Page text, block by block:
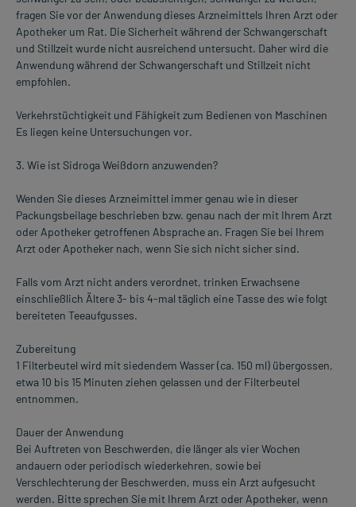
fragen Sie vor der Anwendung dieses Arzneimittels Ihren Arzt oder
Apotheker um Rat. Die Sicherheit während der Schwangerschaft
und Stillzeit wurde nicht ausreichend untersucht. Daher wird die
Anwendung während der Schwangerschaft und Stillzeit nicht
empfohlen.
Verkehrstüchtigkeit und Fähigkeit zum Bedienen von Maschinen
Es liegen keine Untersuchungen vor.
3. Wie ist Sidroga Weißdorn anzuwenden?
Wenden Sie dieses Arzneimittel immer genau wie in dieser
Packungsbeilage beschrieben bzw. genau nach der mit Ihrem Arzt
oder Apotheker getroffenen Absprache an. Fragen Sie bei Ihrem
Arzt oder Apotheker nach, wenn Sie sich nicht sicher sind.
Falls vom Arzt nicht anders verordnet, trinken Erwachsene
einschließlich Ältere 3- bis 4-mal täglich eine Tasse des wie folgt
bereiteten Teeaufgusses.
Zubereitung
1 Filterbeutel wird mit siedendem Wasser (ca. 150 ml) übergossen,
etwa 10 bis 15 Minuten ziehen gelassen und der Filterbeutel
entnommen.
Dauer der Anwendung
Bei Auftreten von Beschwerden, die länger als vier Wochen
andauern oder periodisch wiederkehren, sowie bei
Verschlechterung der Beschwerden, muss ein Arzt aufgesucht
werden. Bitte sprechen Sie mit Ihrem Arzt oder Apotheker, wenn